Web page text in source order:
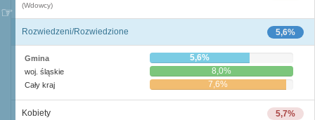
(Wdowcy)
5,6%
Rozwiedzeni/Rozwiedzione
Gmina 5,6%
woj. śląskie 8,0%
Cały kraj 7,6%
5,7%
Kobiety